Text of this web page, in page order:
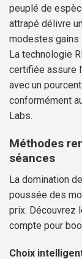
peuplé de
attrapé délivre
modestes gains
La technologie
certifiée assure
avec un
conformément
Labs.
Méthodes
séances
La domination
poussée des
prix. Découvrez
compte pour
Choix